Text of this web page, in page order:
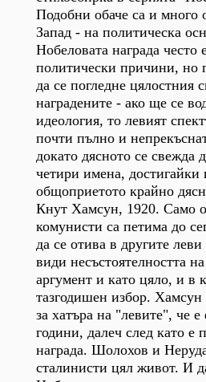
Подобни обаче са и много
Запад - на политическа
Нобеловата награда често
политически причини, но
да се погледне цялостния
наградените - ако ще се
идеология, то левият
почти пълно и
докато дясното се свежда
четири имена, достигайки
общоприетото крайно
Кнут Хамсун, 1920. Само
комунисти са петима до
да се отива в другите
види несъстоятелността
аргумент и като цяло, и в
тазгодишен избор. Хамсун
за хатъра на "левите", че
години, далеч след като е
награда. Шолохов и
сталинисти цял живот. И